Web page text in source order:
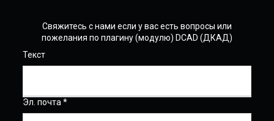
Свяжитесь с нами если у вас есть вопросы или
пожелания по плагину (модулю) DCAD (ДКАД)
Текст
Эл. почта *